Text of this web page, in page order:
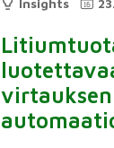
Insights